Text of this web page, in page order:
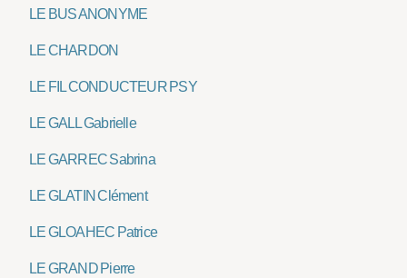
LE BUS ANONYME
LE CHARDON
LE FIL CONDUCTEUR PSY
LE GALL Gabrielle
LE GARREC Sabrina
LE GLATIN Clément
LE GLOAHEC Patrice
LE GRAND Pierre